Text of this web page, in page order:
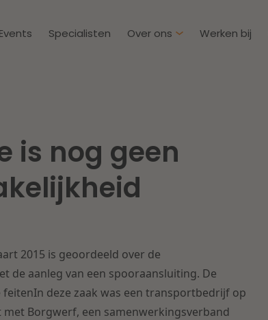
Overheid & Omgeving
Aanbesteding & Mededinging
Litigation
Onderwijs
de kansen en
in de
Events Specialisten Over ons
Nieuws
Werken bij
is nog geen
2015 is geoordeeld over de
de aanleg van een spooraansluiting. De
deze zaak was een transportbedrijf op
Borgwerf, een samenwerkingsverband